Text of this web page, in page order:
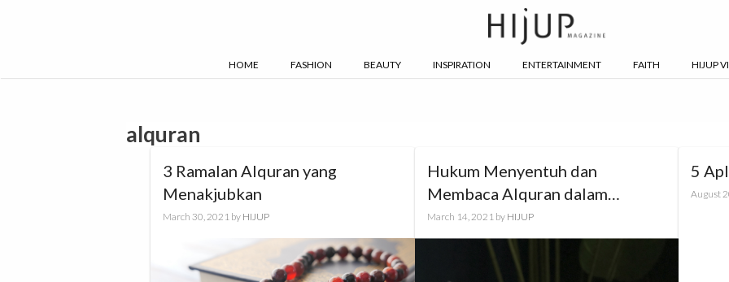
HOME FASHION BEAUTY INSPIRATION ENTERTAINMENT FAITH HIJUP
alquran
3 Ramalan Alquran yang
Menakjubkan
March 30, 2021 by HIJUP
Hukum Menyentuh dan
Membaca Alquran dalam
Keadaan Hadats
March 14, 2021 by HIJUP
5
August